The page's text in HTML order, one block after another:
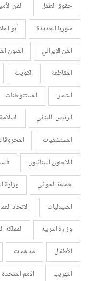
حقوق الطفل
الفن
سوريا الجديدة
أبو
الفن الإيراني
الفنون
المقاطعة
الكويت
الشمال
المستتوطنات
الرئيس اللبناني
المستشفيات
اللاجئون اللبنانيون
جماعة الحوثي
وزارة
الصيدليات
الاتحاد
وزارة التربية
المملكة
الأطفال
مداهمات
التهريب
الأمم المتحدة